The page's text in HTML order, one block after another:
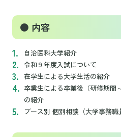
● 内容
自治医科大学紹介
令和９年度入試について
在学生による大学生活の紹介
卒業生による卒業後（研修期間
の紹介
ブース別 個別相談（大学事務職